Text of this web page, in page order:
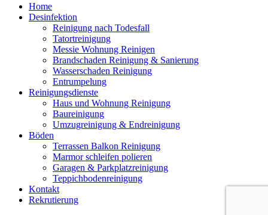
Home
Desinfektion
Reinigung nach Todesfall
Tatortreinigung
Messie Wohnung Reinigen
Brandschaden Reinigung & Sanierung
Wasserschaden Reinigung
Entrumpelung
Reinigungsdienste
Haus und Wohnung Reinigung
Baureinigung
Umzugreinigung & Endreinigung
Böden
Terrassen Balkon Reinigung
Marmor schleifen polieren
Garagen & Parkplatzreinigung
Teppichbodenreinigung
Kontakt
Rekrutierung